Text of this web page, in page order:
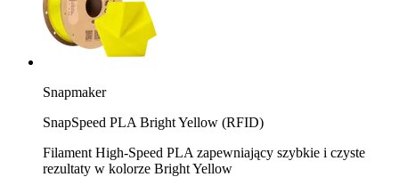
Snapmaker
SnapSpeed PLA Bright Yellow (RFID)
Filament High-Speed PLA zapewniający szybkie i czyste
rezultaty w kolorze Bright Yellow